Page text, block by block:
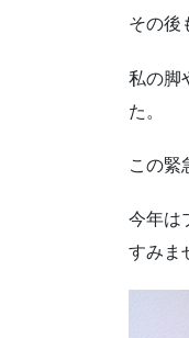
その後
私の脚
た。
この緊
今年は
すみま